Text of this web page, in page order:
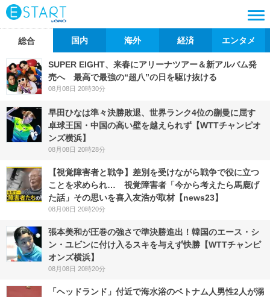
総合 国内 海外 経済 エンタメ
SUPER EIGHT、来春にアリーナツアー＆新アルバム発
売へ 最高で最強の“超八”の日を駆け抜ける
08月08日 20時30分
早田ひなは準々決勝敗退、世界ランク4位の蒯曼に屈す
卓球王国・中国の高い壁を越えられず【WTTチャンピオ
ンズ横浜】
08月08日 20時28分
【視覚障害者と戦争】差別を受けながら戦争で役に立つ
ことを求められ… 視覚障害者「今から考えたら馬鹿げ
た話」その思いを喜入友浩が取材【news23】
08月08日 20時20分
張本美和が圧巻の強さで準決勝進出！韓国のエース・シ
ン・ユビンに付け入るスキを与えず快勝【WTTチャンピ
オンズ横浜】
08月08日 20時20分
「ヘッドランド」付近で海水浴のベトナム人男性2人が溺